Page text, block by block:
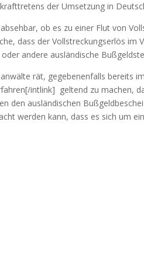
der Umsetzung in
ob es zu einer Flut von
dass der Vollstreckungserlös im
andere ausländische
rät, gegebenenfalls bereits
intlink] geltend zu machen,
den ausländischen
werden kann, dass es sich um